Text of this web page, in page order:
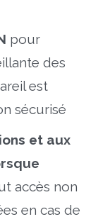
pour
des
est
sécurisé
et aux
accès non
en cas de